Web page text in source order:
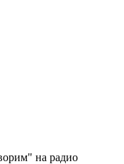
на радио